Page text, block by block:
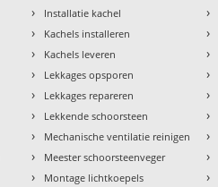
› Installatie kachel
› Kachels installeren
› Kachels leveren
› Lekkages opsporen
› Lekkages repareren
› Lekkende schoorsteen
› Mechanische ventilatie reinigen
› Meester schoorsteenveger
› Montage lichtkoepels
›
›
›
›
›
›
›
›
›